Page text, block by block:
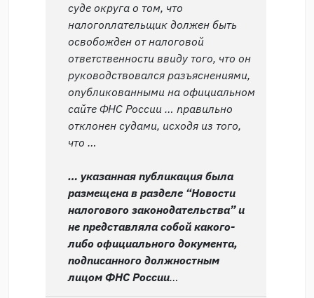
суде округа о том, что
налогоплательщик должен быть
освобожден от налоговой
ответственности ввиду того, что он
руководствовался разъяснениями,
опубликованными на официальном
сайте ФНС России … правильно
отклонен судами, исходя из того,
что …
… указанная публикация была
размещена в разделе “Новости
налогового законодательства” и
не представляла собой какого-
либо официального документа,
подписанного должностным
лицом ФНС России…